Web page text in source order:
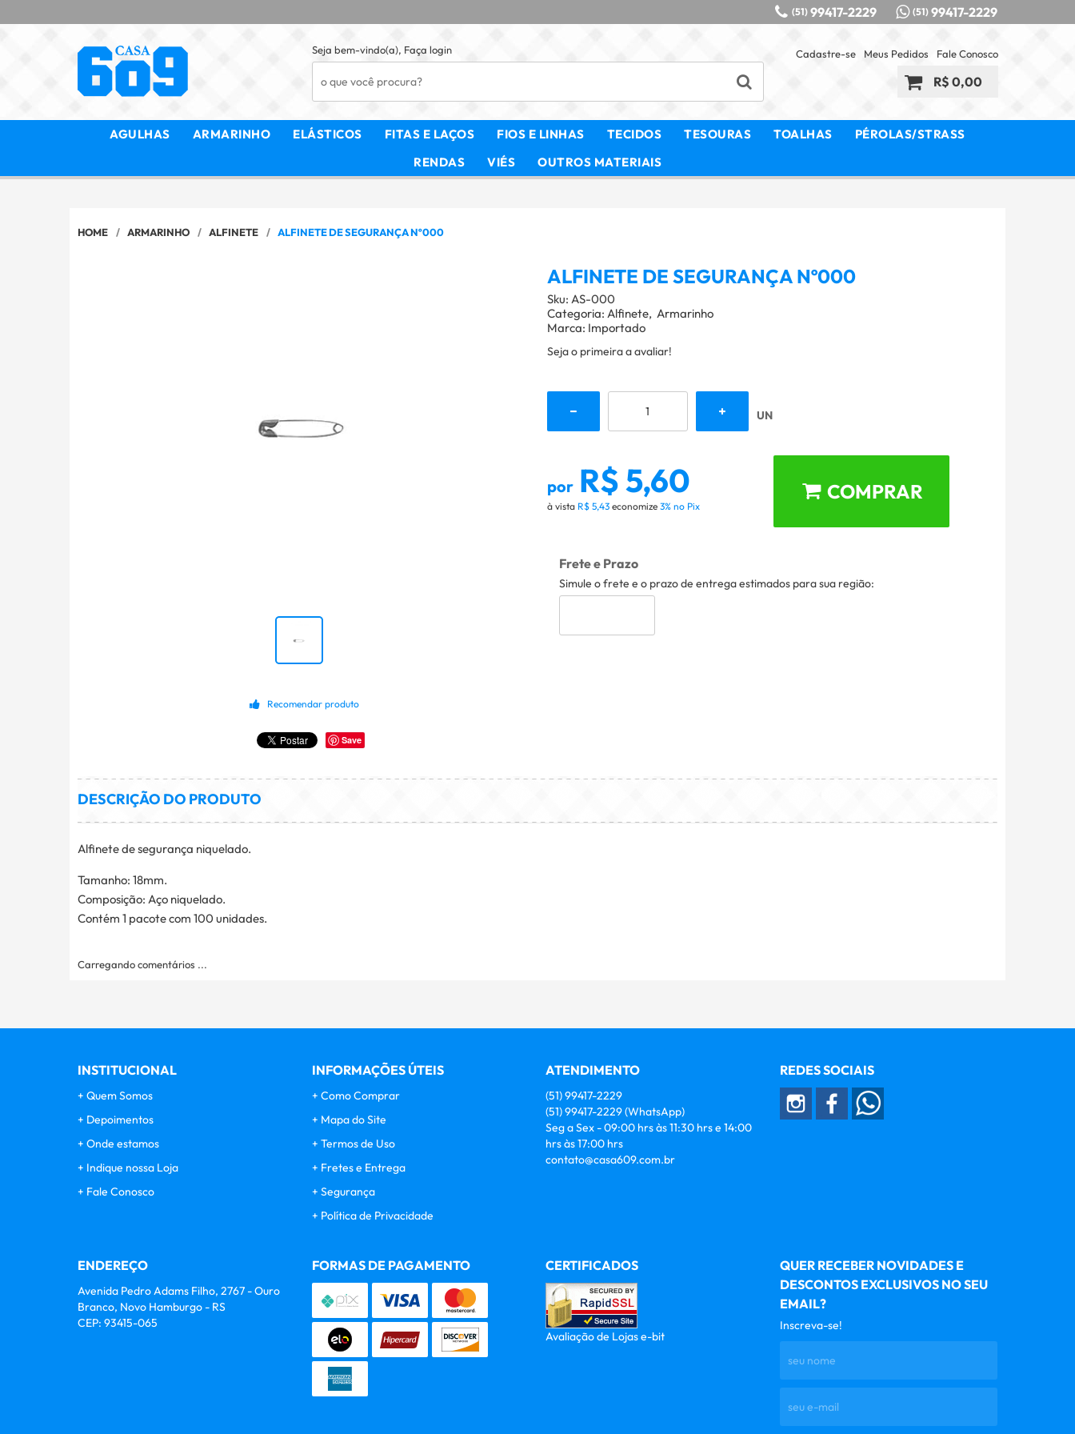
(51) 99417-2229 (51) 99417-2229
Seja bem-vindo(a), Faça login Cadastre-se Meus Pedidos Fale Conosco
R$ 0,00
AGULHAS ARMARINHO ELÁSTICOS FITAS E LAÇOS FIOS E LINHAS TECIDOS TESOURAS TOALHAS
PÉROLAS/STRASS
RENDAS
VIÉS OUTROS MATERIAIS
HOME ARMARINHO ALFINETE ALFINETE DE SEGURANÇA Nº000
Recomendar produto
Save
ALFINETE DE SEGURANÇA Nº000
Sku: AS-000
Categoria: Alfinete Armarinho
Marca: Importado
Seja o primeira a avaliar!
UN
por R$ 5,60
à vista R$ 5,43economize 3% no Pix
COMPRAR
Frete e Prazo
Simule o frete e o prazo de entrega estimados para sua região:
DESCRIÇÃO DO PRODUTO
Alfinete de segurança niquelado.
Tamanho: 18mm.
Composição: Aço niquelado.
Contém 1 pacote com 100 unidades.
Carregando comentários ...
INSTITUCIONAL
Quem Somos
Depoimentos
Onde estamos
Indique nossa Loja
Fale Conosco
INFORMAÇÕES ÚTEIS
Como Comprar
Mapa do Site
Termos de Uso
Fretes e Entrega
Segurança
Política de Privacidade
ATENDIMENTO
(51)99417-2229
(51)99417-2229(WhatsApp)
Seg a Sex - 09:00 hrs às 11:30 hrs e 14:00
hrs às 17:00 hrs
contato@casa609.com.br
REDES SOCIAIS
ENDEREÇO
Avenida Pedro Adams Filho, 2767 -Ouro
Branco, Novo Hamburgo - RS
CEP: 93415-065
FORMAS DE PAGAMENTO CERTIFICADOS
Avaliação de Lojas e-bit
QUER RECEBER NOVIDADES E
DESCONTOS EXCLUSIVOS NO SEU
EMAIL?
Inscreva-se!